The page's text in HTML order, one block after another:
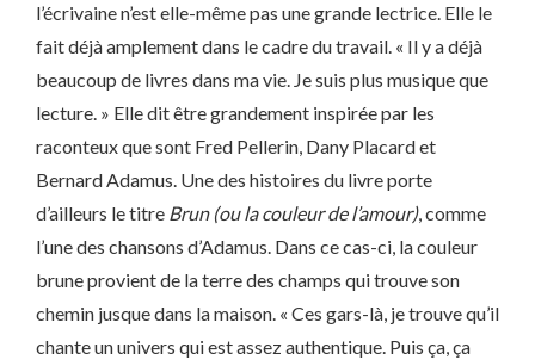
l’écrivaine n’est elle-même pas une grande lectrice. Elle le
fait déjà amplement dans le cadre du travail. « Il y a déjà
beaucoup de livres dans ma vie. Je suis plus musique que
lecture. » Elle dit être grandement inspirée par les
raconteux que sont Fred Pellerin, Dany Placard et
Bernard Adamus. Une des histoires du livre porte
d’ailleurs le titre Brun (ou la couleur de l’amour), comme
l’une des chansons d’Adamus. Dans ce cas-ci, la couleur
brune provient de la terre des champs qui trouve son
chemin jusque dans la maison. « Ces gars-là, je trouve qu’il
chante un univers qui est assez authentique. Puis ça, ça